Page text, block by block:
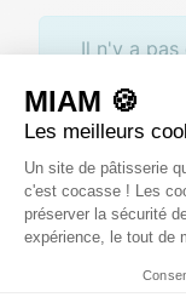
Il n'y a